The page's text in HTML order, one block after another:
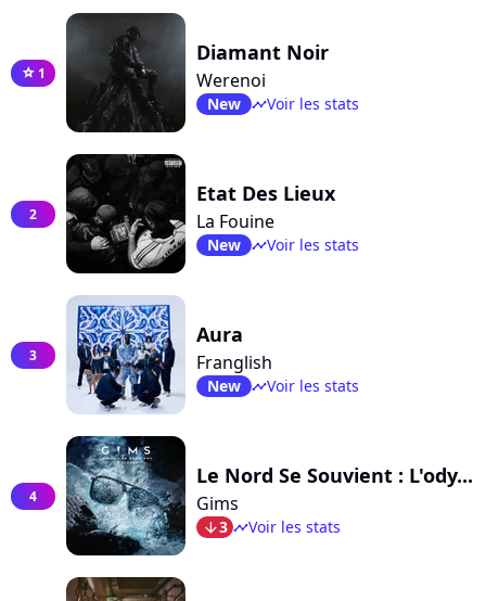
star 1
Diamant Noir
Werenoi
New timelineVoir les stats
2
Etat Des Lieux
La Fouine
New timelineVoir les stats
3
Aura
Franglish
New timelineVoir les stats
4
Le Nord Se Souvient : L'ody...
Gims
arrow_bot3 timelineVoir les stats